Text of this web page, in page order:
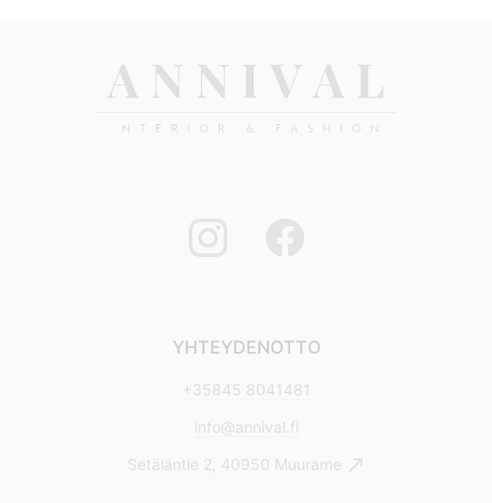
YHTEYDENOTTO
+35845 8041481
info@annival.fi
Setäläntie 2, 40950 Muurame